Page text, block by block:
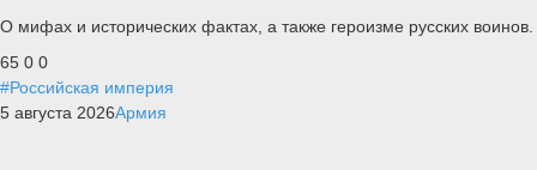
О мифах и исторических фактах, а также героизме русских воинов.
65 0 0
#Российская империя
5 августа 2026Армия